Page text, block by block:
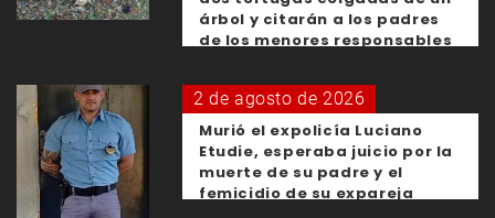
árbol y citarán a los padres
de los menores responsables
2 de agosto de 2026
Murió el expolicía Luciano
Etudie, esperaba juicio por la
muerte de su padre y el
femicidio de su expareja